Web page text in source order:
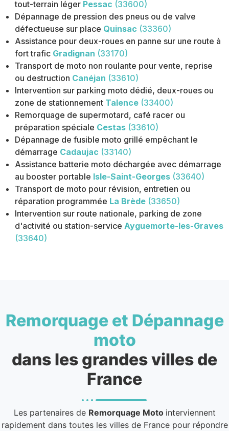
tout-terrain léger Pessac (33600)
Dépannage de pression des pneus ou de valve
défectueuse sur place Quinsac (33360)
Assistance pour deux-roues en panne sur une route à
fort trafic Gradignan (33170)
Transport de moto non roulante pour vente, reprise
ou destruction Canéjan (33610)
Intervention sur parking moto dédié, deux-roues ou
zone de stationnement Talence (33400)
Remorquage de supermotard, café racer ou
préparation spéciale Cestas (33610)
Dépannage de fusible moto grillé empêchant le
démarrage Cadaujac (33140)
Assistance batterie moto déchargée avec démarrage
au booster portable Isle-Saint-Georges (33640)
Transport de moto pour révision, entretien ou
réparation programmée La Brède (33650)
Intervention sur route nationale, parking de zone
d'activité ou station-service Ayguemorte-les-Graves
(33640)
Remorquage et Dépannage
moto
dans les grandes villes de
France
Les partenaires de Remorquage Moto interviennent
rapidement dans toutes les villes de France pour répondre